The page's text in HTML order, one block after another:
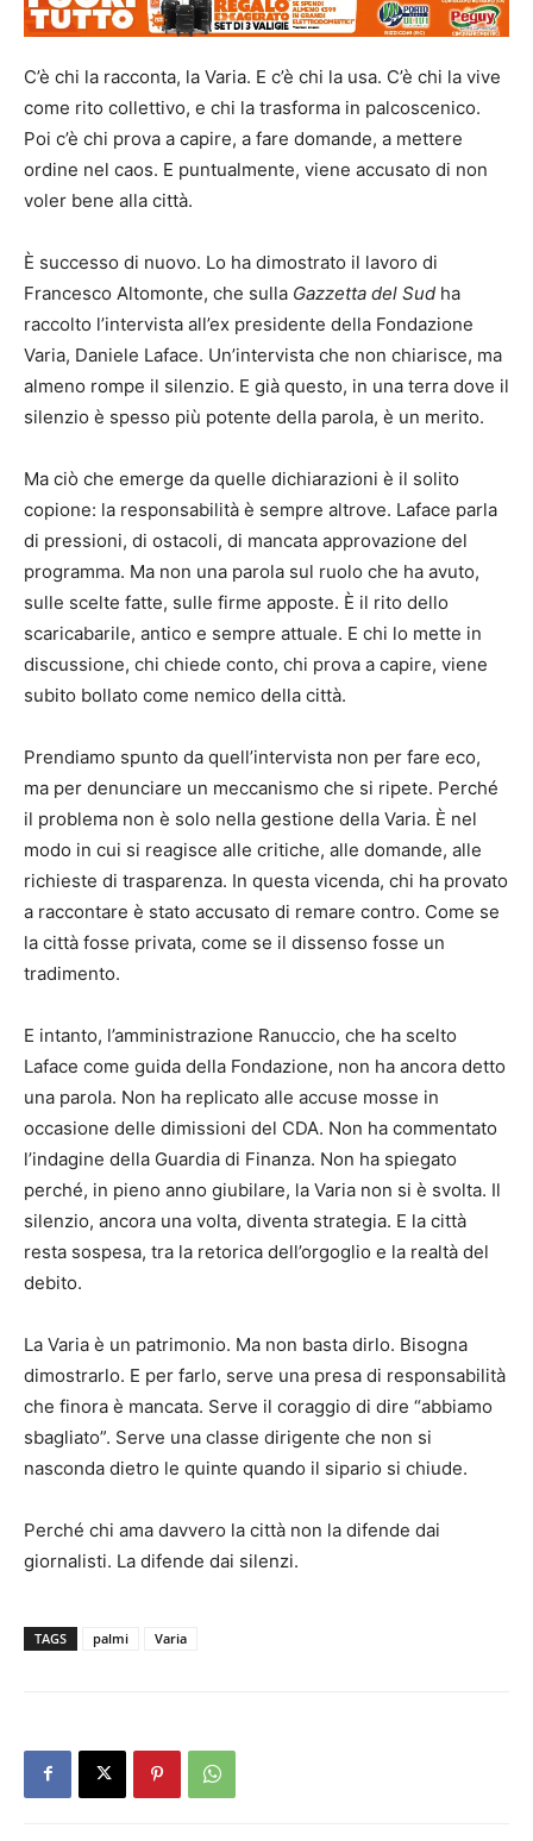
C’è chi la racconta, la Varia. E c’è chi la usa. C’è chi la vive
come rito collettivo, e chi la trasforma in palcoscenico.
Poi c’è chi prova a capire, a fare domande, a mettere
ordine nel caos. E puntualmente, viene accusato di non
voler bene alla città.
È successo di nuovo. Lo ha dimostrato il lavoro di
Francesco Altomonte, che sulla Gazzetta del Sud ha
raccolto l’intervista all’ex presidente della Fondazione
Varia, Daniele Laface. Un’intervista che non chiarisce, ma
almeno rompe il silenzio. E già questo, in una terra dove il
silenzio è spesso più potente della parola, è un merito.
Ma ciò che emerge da quelle dichiarazioni è il solito
copione: la responsabilità è sempre altrove. Laface parla
di pressioni, di ostacoli, di mancata approvazione del
programma. Ma non una parola sul ruolo che ha avuto,
sulle scelte fatte, sulle firme apposte. È il rito dello
scaricabarile, antico e sempre attuale. E chi lo mette in
discussione, chi chiede conto, chi prova a capire, viene
subito bollato come nemico della città.
Prendiamo spunto da quell’intervista non per fare eco,
ma per denunciare un meccanismo che si ripete. Perché
il problema non è solo nella gestione della Varia. È nel
modo in cui si reagisce alle critiche, alle domande, alle
richieste di trasparenza. In questa vicenda, chi ha provato
a raccontare è stato accusato di remare contro. Come se
la città fosse privata, come se il dissenso fosse un
tradimento.
E intanto, l’amministrazione Ranuccio, che ha scelto
Laface come guida della Fondazione, non ha ancora detto
una parola. Non ha replicato alle accuse mosse in
occasione delle dimissioni del CDA. Non ha commentato
l’indagine della Guardia di Finanza. Non ha spiegato
perché, in pieno anno giubilare, la Varia non si è svolta. Il
silenzio, ancora una volta, diventa strategia. E la città
resta sospesa, tra la retorica dell’orgoglio e la realtà del
debito.
La Varia è un patrimonio. Ma non basta dirlo. Bisogna
dimostrarlo. E per farlo, serve una presa di responsabilità
che finora è mancata. Serve il coraggio di dire “abbiamo
sbagliato”. Serve una classe dirigente che non si
nasconda dietro le quinte quando il sipario si chiude.
Perché chi ama davvero la città non la difende dai
giornalisti. La difende dai silenzi.
TAGS palmi Varia